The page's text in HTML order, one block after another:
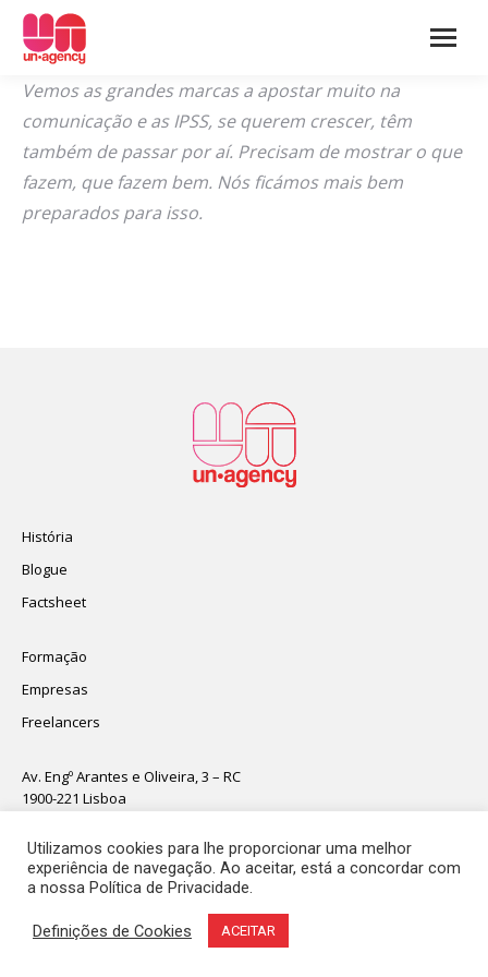
Vemos as grandes marcas a apostar muito na
comunicação e as IPSS, se querem crescer, têm
também de passar por aí. Precisam de mostrar o que
fazem, que fazem bem. Nós ficámos mais bem
preparados para isso.
História
Blogue
Factsheet
Formação
Empresas
Freelancers
Av. Engº Arantes e Oliveira, 3 – RC
1900-221 Lisboa
T. 211 934 140
© 2021 - 2025 UnAgency, todos os direitos reservados
Utilizamos cookies para lhe proporcionar uma melhor
experiência de navegação. Ao aceitar, está a concordar com
a nossa Política de Privacidade.
Definições de Cookies ACEITAR